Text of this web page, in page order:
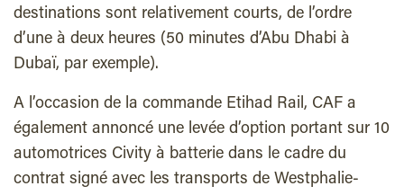
destinations sont relativement courts, de l’ordre
d’une à deux heures (50 minutes d’Abu Dhabi à
Dubaï, par exemple).
A l’occasion de la commande Etihad Rail, CAF a
également annoncé une levée d’option portant sur 10
automotrices Civity à batterie dans le cadre du
contrat signé avec les transports de Westphalie-